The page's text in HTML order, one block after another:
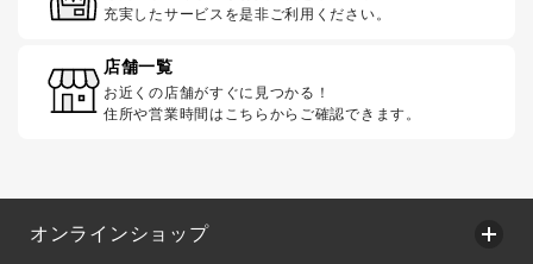
充実したサービスを是非ご利用ください。
店舗一覧
お近くの店舗がすぐに見つかる！
住所や営業時間はこちらからご確認できます。
オンラインショップ